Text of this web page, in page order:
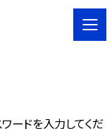
ードを入力してくだ